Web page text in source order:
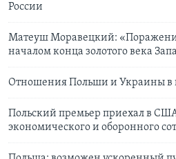
России
Матеуш Моравецкий:
началом конца золотого века
Отношения Польши и Украины в
Польский премьер приехал в
экономического и оборонного